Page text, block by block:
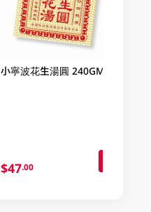
小寧波花生湯圓 240GM
$47.00